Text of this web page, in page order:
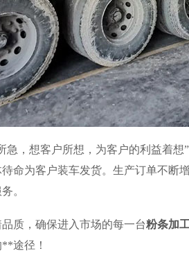
急，想客户所想，为客户的利益着
命为客户装车发货。生产订单不断
。
质，确保进入市场的每一台粉条加
途径！